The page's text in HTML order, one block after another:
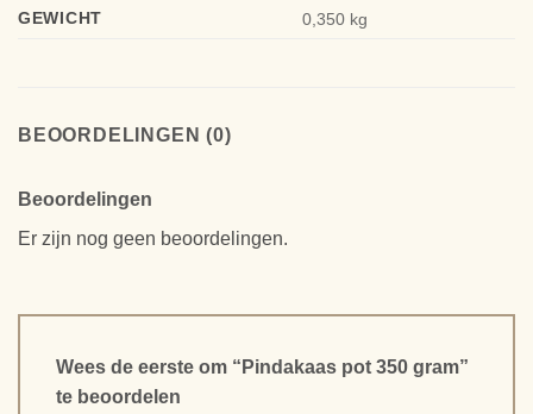
GEWICHT 0,350 kg
BEOORDELINGEN (0)
Beoordelingen
Er zijn nog geen beoordelingen.
Wees de eerste om “Pindakaas pot 350 gram”
te beoordelen